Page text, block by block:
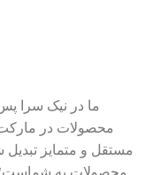
ما در نیک سرا
مستقل و متمایز تبدیل
محصولات به شماست؛